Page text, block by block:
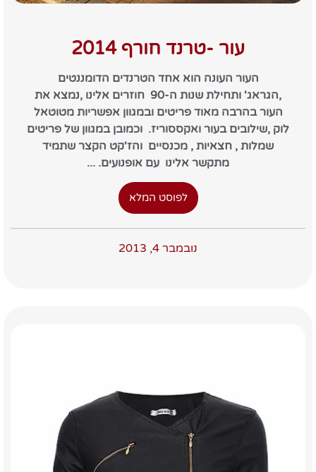
עור -טרנד חורף 2014
העור העונה הוא אחד הטרנדים הדומננטים
,הגראג' ותחילת שנות ה-90 חוזרים אלינו ,נמצא את
העור בהרבה מאוד פריטים ובמגוון אפשריות מטוטאל
לוק ,שילובים בעור ואקססוריז. וכמובן במגוון של פריטים
שמלות , חצאיות , מכנסיים והז'קט הקצר שתמיד
מתקשר אלינו עם אופנועים. ...
לפוסט המלא
נובמבר 4, 2013